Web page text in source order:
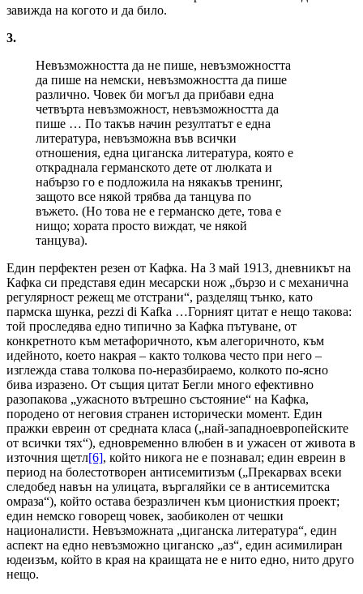
завижда на когото и да било.
3.
Невъзможността да не пише, невъзможността
да пише на немски, невъзможността да пише
различно. Човек би могъл да прибави една
четвърта невъзможност, невъзможността да
пише … По такъв начин резултатът е една
литература, невъзможна във всички
отношения, една циганска литература, която е
откраднала германското дете от люлката и
набързо го е подложила на някакъв тренинг,
защото все някой трябва да танцува по
въжето. (Но това не е германско дете, това е
нищо; хората просто виждат, че някой
танцува).
Един перфектен резен от Кафка. На 3 май 1913, дневникът на
Кафка си представя един месарски нож „бързо и с механична
регулярност режещ ме отстрани“, разделящ тънко, като
пармска шунка, pezzi di Kafka …Горният цитат е нещо такова:
той проследява едно типично за Кафка пътуване, от
конкретното към метафоричното, към алегоричното, към
идейното, което накрая – както толкова често при него –
изглежда става толкова по-неразбираемо, колкото по-ясно
бива изразено. От същия цитат Бегли много ефективно
разопакова „ужасното вътрешно състояние“ на Кафка,
породено от неговия странен исторически момент. Един
пражки евреин от средната класа („най-западноевропейските
от всички тях“), едновременно влюбен в и ужасен от живота в
източния щетл[6], който никога не е познавал; един евреин в
период на болестотворен антисемитизъм („Прекарвах всеки
следобед навън на улицата, въргаляйки се в антисемитска
омраза“), който остава безразличен към ционисткия проект;
един немско говорещ човек, заобиколен от чешки
националисти. Невъзможната „циганска литература“, един
аспект на едно невъзможно циганско „аз“, един асимилиран
юдеизъм, който в края на краищата не е нито едно, нито друго
нещо.